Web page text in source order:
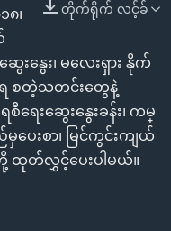
တိုက်ရိုက် လင့်ခ်
၊
းနွေး၊ မလေးရှား နိုက်
ရ စတဲ့သတင်းတွေနဲ့
ေးဆွေးနွေးခန်း၊ ကမ္
မှပေးစာ၊ မြင်ကွင်းကျယ်
တို့ ထုတ်လွှင့်ပေးပါမယ်။